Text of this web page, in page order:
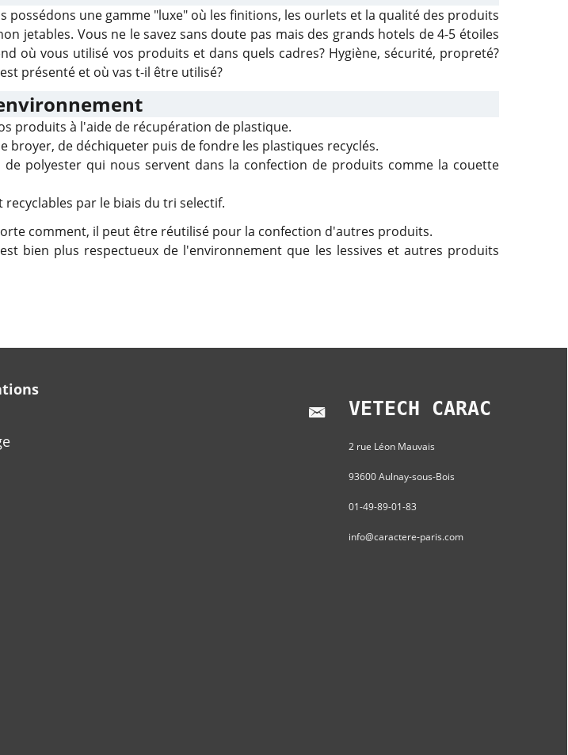
possédons une gamme "luxe" où les finitions, les ourlets et la qualité des produits
jetables. Vous ne le savez sans doute pas mais des grands hotels de 4-5 étoiles
où vous utilisé vos produits et dans quels cadres? Hygiène, sécurité, propreté?
présenté et où vas t-il être utilisé?
produits à l'aide de récupération de plastique.
broyer, de déchiqueter puis de fondre les plastiques recyclés.
polyester qui nous servent dans la confection de produits comme la couette
par le biais du tri selectif.
comment, il peut être réutilisé pour la confection d'autres produits.
bien plus respectueux de l'environnement que les lessives et autres produits
VETECH CARACTERE
2 rue Léon Mauvais
93600 Aulnay-sous-Bois
01-49-89-01-83
info@caractere-paris.com